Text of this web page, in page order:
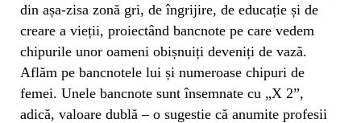
din așa-zisa zonă gri, de îngrijire, de educație și de
creare a vieții, proiectând bancnote pe care vedem
chipurile unor oameni obișnuiți deveniți de vază.
Aflăm pe bancnotele lui și numeroase chipuri de
femei. Unele bancnote sunt însemnate cu „X 2”,
adică, valoare dublă – o sugestie că anumite profesii